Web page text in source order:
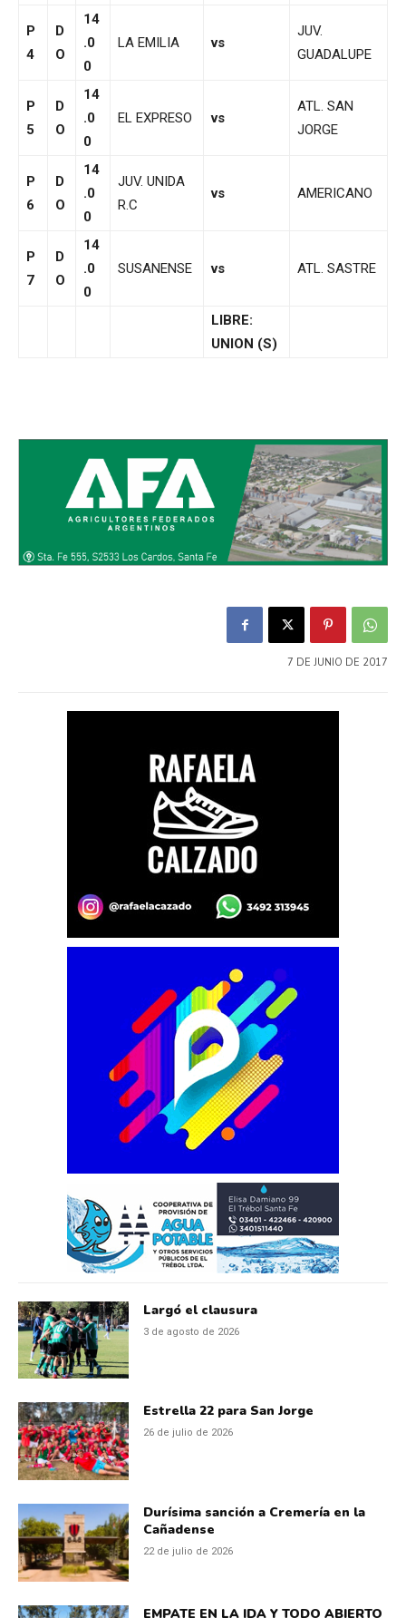
P
4
D
O
14
.0
0
LA EMILIA vs
JUV.
GUADALUPE
P
5
D
O
14
.0
0
EL EXPRESO vs
ATL. SAN
JORGE
P
6
D
O
14
.0
0
JUV. UNIDA
R.C
vs AMERICANO
P
7
D
O
14
.0
0
SUSANENSE vs ATL. SASTRE
LIBRE:
UNION (S)
7 DE JUNIO DE 2017
Largó el clausura
3 de agosto de 2026
Estrella 22 para San Jorge
26 de julio de 2026
Durísima sanción a Cremería en la
Cañadense
22 de julio de 2026
EMPATE EN LA IDA Y TODO ABIERTO